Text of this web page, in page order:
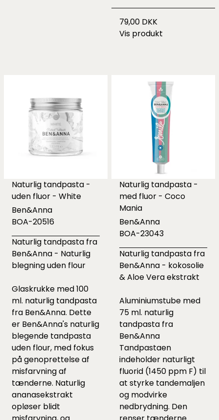
79,00 DKK
Vis produkt
Naturlig tandpasta -
uden fluor - White
Ben&Anna
BOA-20516
Naturlig tandpasta fra
Ben&Anna - Naturlig
blegning uden flour
Glaskrukke med 100
ml. naturlig tandpasta
fra Ben&Anna. Dette
er Ben&Anna's naturlig
blegende tandpasta
uden flour, med fokus
på genoprettelse af
misfarvning af
tænderne. Naturlig
ananasekstrakt
opløser blidt
Naturlig tandpasta -
med fluor - Coco
Mania
Ben&Anna
BOA-23043
Naturlig tandpasta fra
Ben&Anna - kokosolie
& Aloe Vera ekstrakt
Aluminiumstube med
75 ml. naturlig
tandpasta fra
Ben&Anna
Tandpastaen
indeholder naturligt
fluorid (1450 ppm F) til
at styrke tandemaljen
og modvirke
nedbrydning. Den